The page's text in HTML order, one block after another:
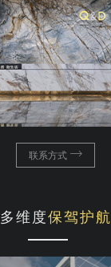
联系方式
多维度保驾护航